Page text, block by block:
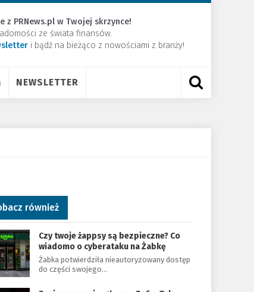
z PRNews.pl w Twojej skrzynce!
ze świata finansów.
​i bądź na bieżąco z nowościami z branży!
NEWSLETTER
również
Czy twoje żappsy są bezpieczne? Co
wiadomo o cyberataku na Żabkę
Żabka potwierdziła nieautoryzowany dostęp
do części swojego…